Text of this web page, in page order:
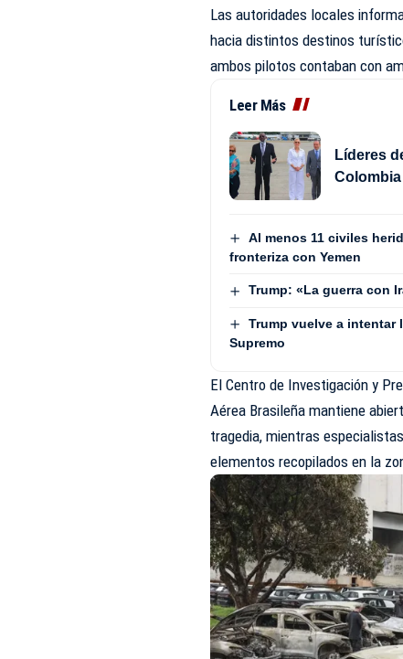
Las autoridades locales
hacia distintos destinos
ambos pilotos contaban con
Leer Más
Líderes
Al menos 11 civiles
fronteriza con Yemen
Trump: «La guerra con
Trump vuelve a intentar
Supremo
El Centro de Investigación y
Aérea Brasileña mantiene
tragedia, mientras
elementos recopilados en la